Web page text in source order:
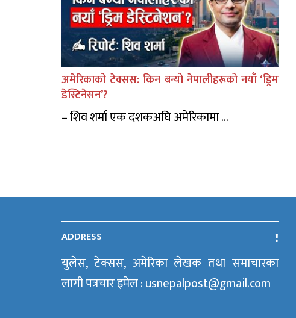
अमेरिकाको टेक्सस: किन बन्यो नेपालीहरूको नयाँ ‘ड्रिम
डेस्टिनेसन’?
– शिव शर्मा एक दशकअघि अमेरिकामा ...
ADDRESS
युलेस, टेक्सस, अमेरिका लेखक तथा समाचारका
लागी पत्रचार इमेल : usnepalpost@gmail.com